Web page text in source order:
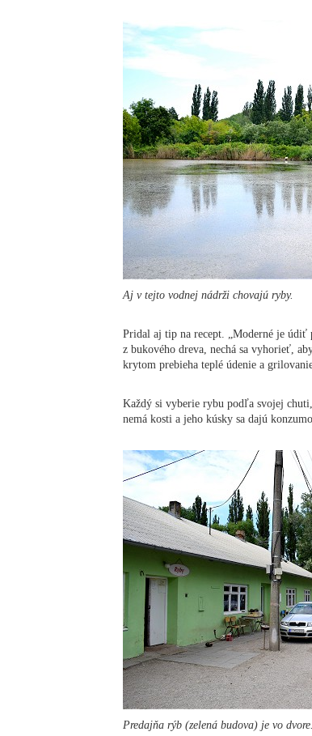
Aj v tejto vodnej nádrži chovajú ryby.
Pridal aj tip na recept. „Moderné je údiť
z bukového dreva, nechá sa vyhorieť,
krytom prebieha teplé údenie a
Každý si vyberie rybu podľa svojej
nemá kosti a jeho kúsky sa dajú
Predajňa rýb (zelená budova) je vo dvore.